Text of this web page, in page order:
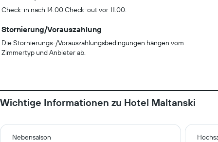
Check-in nach 14:00 Check-out vor 11:00.
Stornierung/Vorauszahlung
Die Stornierungs-/Vorauszahlungsbedingungen hängen vom
Zimmertyp und Anbieter ab.
Wichtige Informationen zu Hotel Maltanski
Nebensaison